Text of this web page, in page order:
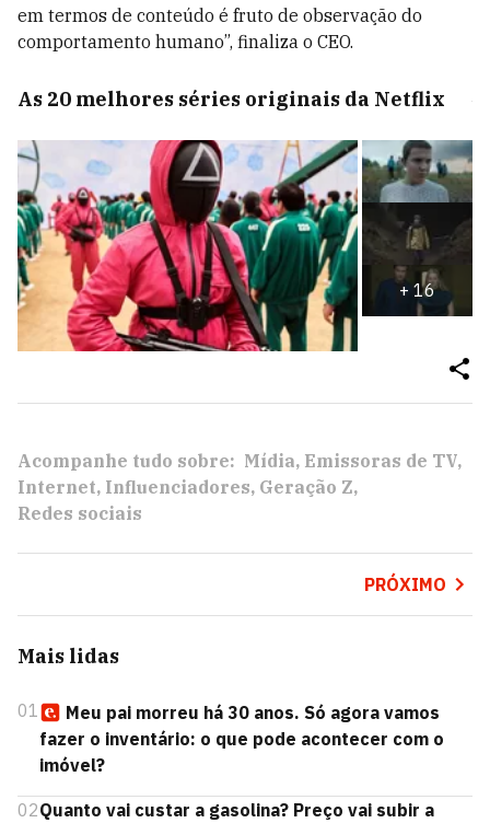
em termos de conteúdo é fruto de observação do
comportamento humano”, finaliza o CEO.
As 20 melhores séries originais da Netflix
+ 16
Acompanhe tudo sobre: Mídia Emissoras de TV
Internet Influenciadores Geração Z
Redes sociais
PRÓXIMO
Mais lidas
01
Meu pai morreu há 30 anos. Só agora vamos
fazer o inventário: o que pode acontecer com o
imóvel?
02Quanto vai custar a gasolina? Preço vai subir a